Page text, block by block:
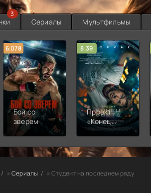
3
Сериалы Мультфильмы
6.078
Бой со
зверем
8.39
Проект
«Конец
света»
» Сериалы » Студент на последнем ряду